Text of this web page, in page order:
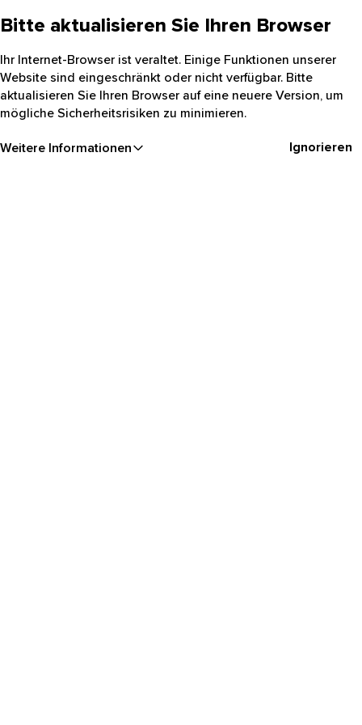
Bitte aktualisieren Sie Ihren Browser
Ihr Internet-Browser ist veraltet. Einige Funktionen unserer
Website sind eingeschränkt oder nicht verfügbar. Bitte
aktualisieren Sie Ihren Browser auf eine neuere Version, um
mögliche Sicherheitsrisiken zu minimieren.
Weitere Informationen Ignorieren